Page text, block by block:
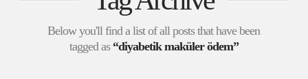
Below you'll find a list of all posts that have been
tagged as “diyabetik maküler ödem”